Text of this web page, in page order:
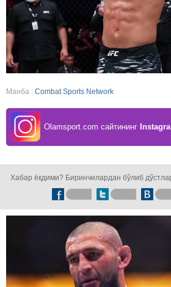
Манба : Combat Sports Network
Olamsport.com сайтининг
Хабар ёқдими? Биринчилардан бўлиб